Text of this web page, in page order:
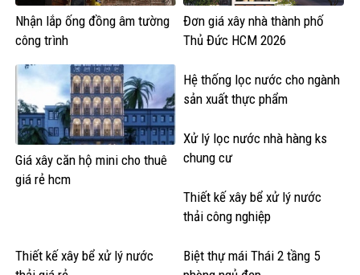
Nhận lắp ống đồng âm tường
công trình
Đơn giá xây nhà thành phố
Thủ Đức HCM 2026
Giá xây căn hộ mini cho thuê
giá rẻ hcm
Hệ thống lọc nước cho ngành
sản xuất thực phẩm
Xử lý lọc nước nhà hàng ks
chung cư
Thiết kế xây bể xử lý nước
thải công nghiệp
Thiết kế xây bể xử lý nước
Biệt thự mái Thái 2 tầng 5